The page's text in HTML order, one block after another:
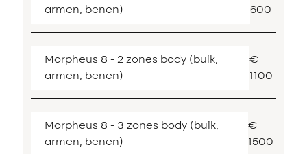
armen, benen)
600
Morpheus 8 - 2 zones body (buik,
armen, benen)
€
1100
Morpheus 8 - 3 zones body (buik,
armen, benen)
€
1500